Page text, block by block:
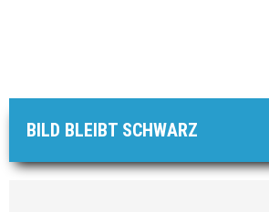
BILD BLEIBT SCHWARZ